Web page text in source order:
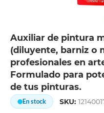
Auxiliar de pintura
(diluyente, barniz o
profesionales en
Formulado para
de tus pinturas.
En stock SKU: